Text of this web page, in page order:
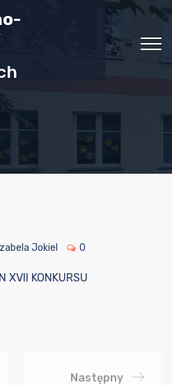
Izabela Jokiel 0
XVII KONKURSU
Następny